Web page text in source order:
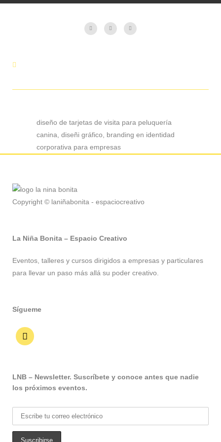
diseño de tarjetas de visita para peluquería
canina, diseñi gráfico, branding en identidad
corporativa para empresas
Copyright © laniñabonita - espaciocreativo
La Niña Bonita – Espacio Creativo
Eventos, talleres y cursos dirigidos a empresas y particulares
para llevar un paso más allá su poder creativo.
Sígueme
LNB – Newsletter. Suscríbete y conoce antes que nadie
los próximos eventos.